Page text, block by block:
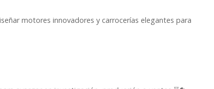
motores innovadores y carrocerías elegantes para